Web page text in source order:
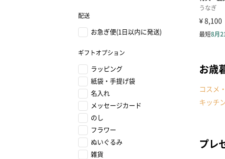
配送
お急ぎ便(1日以内に発送)
ギフトオプション
ラッピング
紙袋・手提げ袋
名入れ
メッセージカード
のし
フラワー
ぬいぐるみ
雑貨
お歳
コスメ
キッチ
プレ